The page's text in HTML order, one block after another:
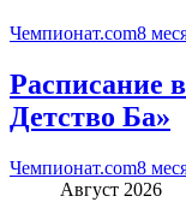
Чемпионат.com8
Расписание
Детство Ба»
Чемпионат.com8
Август 2026